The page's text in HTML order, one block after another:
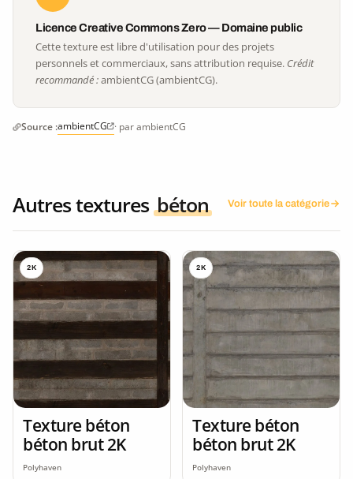
Licence Creative Commons Zero — Domaine public
Cette texture est libre d'utilisation pour des projets
personnels et commerciaux, sans attribution requise. Crédit
recommandé :ambientCG (ambientCG).
Source :ambientCG · par ambientCG
Autres textures béton Voir toute la catégorie
2K
Texture béton
béton brut 2K
Polyhaven
2K
Texture béton
béton brut 2K
Polyhaven